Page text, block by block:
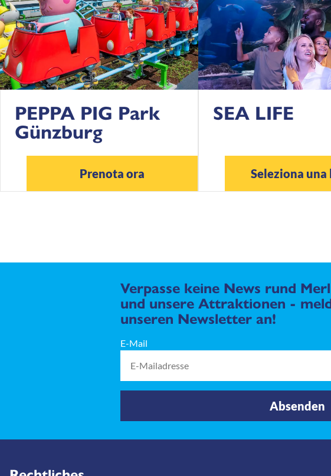
PEPPA PIG Park
Günzburg
Prenota ora
SEA LIFE
Seleziona
Verpasse keine News rund
und unsere Attraktionen -
unseren Newsletter an!
E-Mail
Absenden